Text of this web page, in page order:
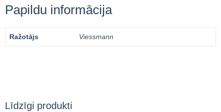
Papildu informācija
Ražotājs Viessmann
Līdzīgi produkti